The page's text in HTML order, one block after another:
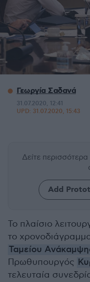
Γεωργία Σαδανά
31.07.2020, 12:41
UPD: 31.07.2020, 15:43
Δείτε
Add
Το πλαίσιο
το
Ταμείου
Πρωθυπουργός
τελευταία